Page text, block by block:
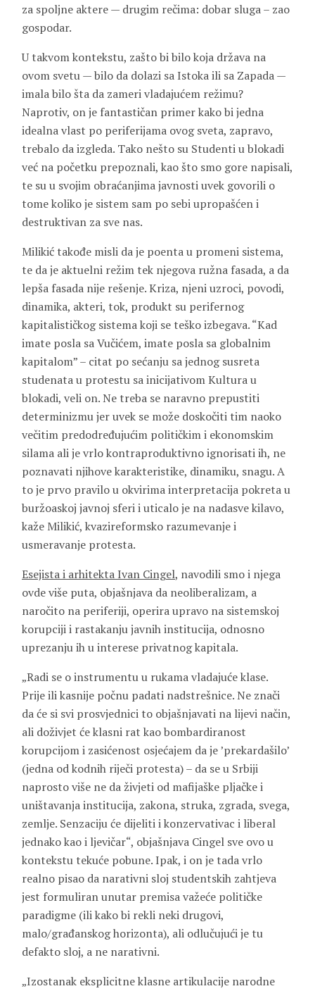
za spoljne aktere — drugim rečima: dobar sluga – zao
gospodar.
U takvom kontekstu, zašto bi bilo koja država na
ovom svetu — bilo da dolazi sa Istoka ili sa Zapada —
imala bilo šta da zameri vladajućem režimu?
Naprotiv, on je fantastičan primer kako bi jedna
idealna vlast po periferijama ovog sveta, zapravo,
trebalo da izgleda. Tako nešto su Studenti u blokadi
već na početku prepoznali, kao što smo gore napisali,
te su u svojim obraćanjima javnosti uvek govorili o
tome koliko je sistem sam po sebi upropašćen i
destruktivan za sve nas.
Milikić takođe misli da je poenta u promeni sistema,
te da je aktuelni režim tek njegova ružna fasada, a da
lepša fasada nije rešenje. Kriza, njeni uzroci, povodi,
dinamika, akteri, tok, produkt su perifernog
kapitalističkog sistema koji se teško izbegava. “Kad
imate posla sa Vučićem, imate posla sa globalnim
kapitalom” – citat po sećanju sa jednog susreta
studenata u protestu sa inicijativom Kultura u
blokadi, veli on. Ne treba se naravno prepustiti
determinizmu jer uvek se može doskočiti tim naoko
večitim predodređujućim političkim i ekonomskim
silama ali je vrlo kontraproduktivno ignorisati ih, ne
poznavati njihove karakteristike, dinamiku, snagu. A
to je prvo pravilo u okvirima interpretacija pokreta u
buržoaskoj javnoj sferi i uticalo je na nadasve kilavo,
kaže Milikić, kvazireformsko razumevanje i
usmeravanje protesta.
Esejista i arhitekta Ivan Cingel, navodili smo i njega
ovde više puta, objašnjava da neoliberalizam, a
naročito na periferiji, operira upravo na sistemskoj
korupciji i rastakanju javnih institucija, odnosno
uprezanju ih u interese privatnog kapitala.
„Radi se o instrumentu u rukama vladajuće klase.
Prije ili kasnije počnu padati nadstrešnice. Ne znači
da će si svi prosvjednici to objašnjavati na lijevi način,
ali doživjet će klasni rat kao bombardiranost
korupcijom i zasićenost osjećajem da je ’prekardašilo’
(jedna od kodnih riječi protesta) – da se u Srbiji
naprosto više ne da živjeti od mafijaške pljačke i
uništavanja institucija, zakona, struka, zgrada, svega,
zemlje. Senzaciju će dijeliti i konzervativac i liberal
jednako kao i ljevičar“, objašnjava Cingel sve ovo u
kontekstu tekuće pobune. Ipak, i on je tada vrlo
realno pisao da narativni sloj studentskih zahtjeva
jest formuliran unutar premisa važeće političke
paradigme (ili kako bi rekli neki drugovi,
malo/građanskog horizonta), ali odlučujući je tu
defakto sloj, a ne narativni.
„Izostanak eksplicitne klasne artikulacije narodne